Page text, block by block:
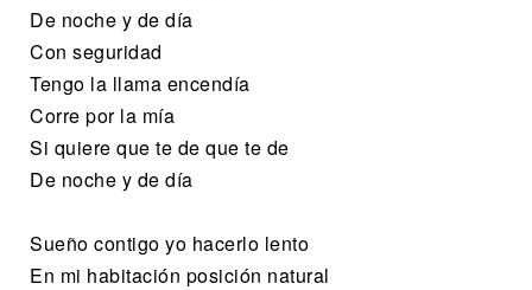
De noche y de día
Con seguridad
Tengo la llama encendía
Corre por la mía
Si quiere que te de que te de
De noche y de día
Sueño contigo yo hacerlo lento
En mi habitación posición natural